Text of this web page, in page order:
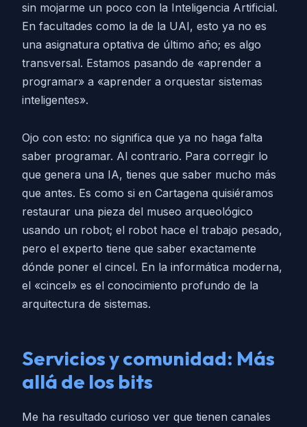
sin mojarme un poco con la Inteligencia Artificial.
En facultades como la de la UAI, esto ya no es
una asignatura optativa de último año; es algo
transversal. Estamos pasando de «aprender a
programar» a «aprender a orquestar sistemas
inteligentes».
Ojo con esto: no significa que ya no haga falta
saber programar. Al contrario. Para corregir lo
que genera una IA, tienes que saber mucho más
que antes. Es como si en Cartagena quisiéramos
restaurar una pieza del museo arqueológico
usando un robot; el robot hace el trabajo pesado,
pero el experto tiene que saber exactamente
dónde poner el cincel. En la informática moderna,
el «cincel» es el conocimiento profundo de la
arquitectura de sistemas.
Servicios y comunidad: Más
allá de los bits
Me ha resultado curioso ver que tienen canales